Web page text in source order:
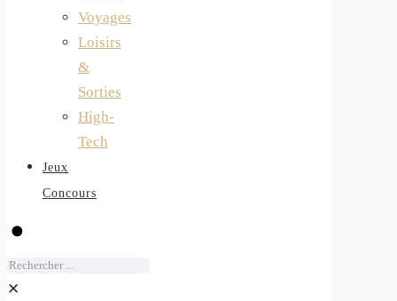
Voyages
Loisirs
&
Sorties
High-
Tech
Jeux
Concours
✕